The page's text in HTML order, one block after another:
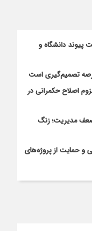
پیوند دانشگاه و
تصمیم‌گیری است
اصلاح حکمرانی در
مدیریت؛ زنگ
و حمایت از پروژه‌های